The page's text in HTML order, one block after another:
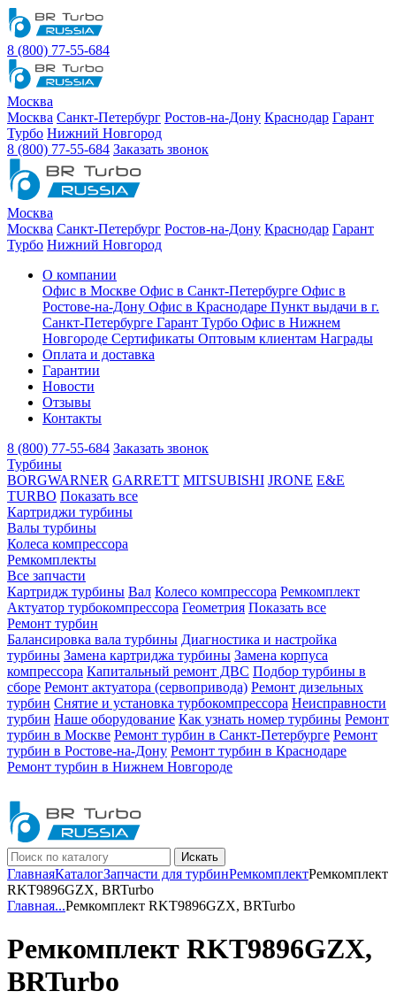
8 (800) 77-55-684
Москва
Москва Санкт-Петербург Ростов-на-Дону Краснодар Гарант
Турбо Нижний Новгород
8 (800) 77-55-684 Заказать звонок
Москва
Москва Санкт-Петербург Ростов-на-Дону Краснодар Гарант
Турбо Нижний Новгород
О компании
Офис в Москве Офис в Санкт-Петербурге Офис в
Ростове-на-Дону Офис в Краснодаре Пункт выдачи в г.
Санкт-Петербурге Гарант Турбо Офис в Нижнем
Новгороде Сертификаты Оптовым клиентам Награды
Оплата и доставка
Гарантии
Новости
Отзывы
Контакты
8 (800) 77-55-684 Заказать звонок
Турбины
BORGWARNER GARRETT MITSUBISHI JRONE E&E
TURBO Показать все
Картриджи турбины
Валы турбины
Колеса компрессора
Ремкомплекты
Все запчасти
Картридж турбины Вал Колесо компрессора Ремкомплект
Актуатор турбокомпрессора Геометрия Показать все
Ремонт турбин
Балансировка вала турбины Диагностика и настройка
турбины Замена картриджа турбины Замена корпуса
компрессора Капитальный ремонт ДВС Подбор турбины в
сборе Ремонт актуатора (сервопривода) Ремонт дизельных
турбин Снятие и установка турбокомпрессора Неисправности
турбин Наше оборудование Как узнать номер турбины Ремонт
турбин в Москве Ремонт турбин в Санкт-Петербурге Ремонт
турбин в Ростове-на-Дону Ремонт турбин в Краснодаре
Ремонт турбин в Нижнем Новгороде
Искать
ГлавнаяКаталогЗапчасти для турбинРемкомплектРемкомплект
RKT9896GZX, BRTurbo
Главная...Ремкомплект RKT9896GZX, BRTurbo
Ремкомплект RKT9896GZX,
BRTurbo